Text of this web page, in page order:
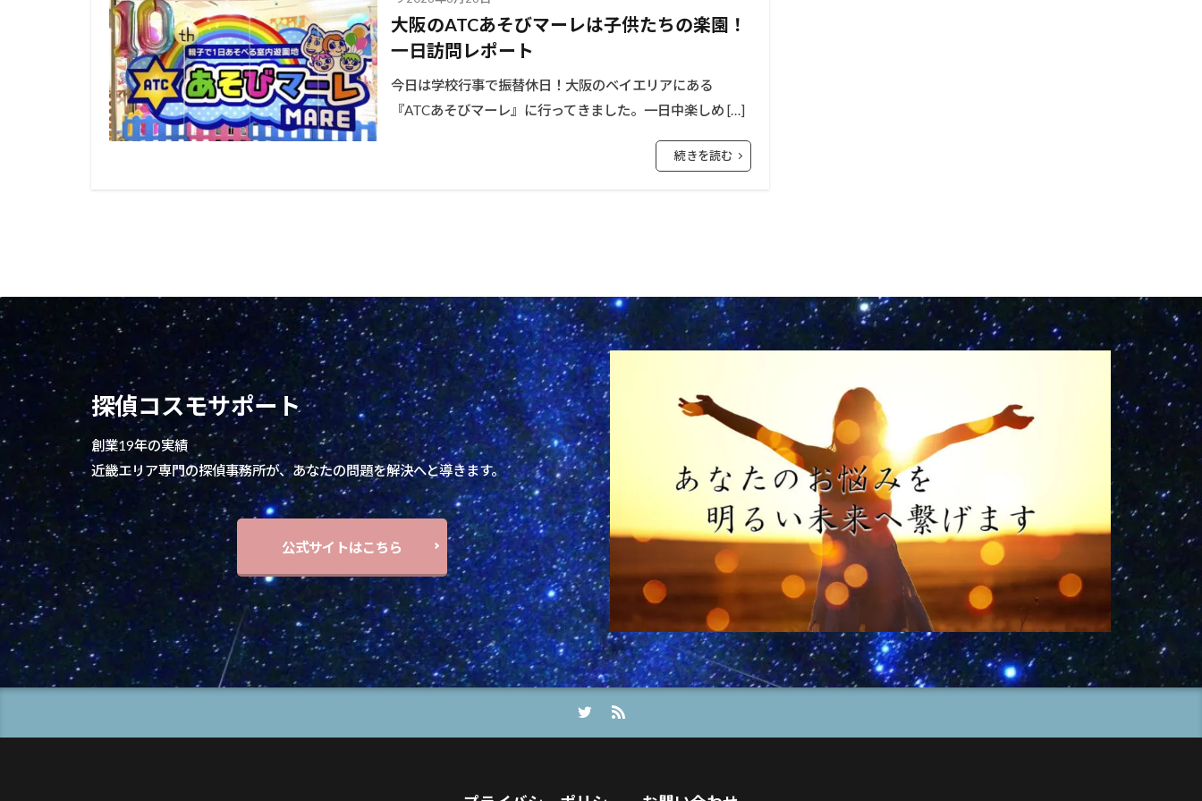
大阪のATCあそびマーレは子供たちの楽園！
一日訪問レポート
今日は学校行事で振替休日！大阪のベイエリアにある
『ATCあそびマーレ』に行ってきました。一日中楽しめ […]
続きを読む
探偵コスモサポート
創業19年の実績
近畿エリア専門の探偵事務所が、あなたの問題を解決へと導きます。
公式サイトはこちら